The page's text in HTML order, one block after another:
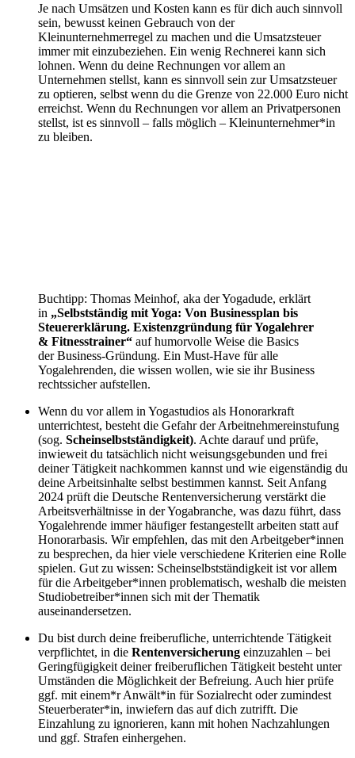
Je nach Umsätzen und Kosten kann es für dich auch sinnvoll
sein, bewusst keinen Gebrauch von der
Kleinunternehmerregel zu machen und die Umsatzsteuer
immer mit einzubeziehen. Ein wenig Rechnerei kann sich
lohnen. Wenn du deine Rechnungen vor allem an
Unternehmen stellst, kann es sinnvoll sein zur Umsatzsteuer
zu optieren, selbst wenn du die Grenze von 22.000 Euro nicht
erreichst. Wenn du Rechnungen vor allem an Privatpersonen
stellst, ist es sinnvoll – falls möglich – Kleinunternehmer*in
zu bleiben.
Buchtipp: Thomas Meinhof, aka der Yogadude, erklärt
in „Selbstständig mit Yoga: Von Businessplan bis
Steuererklärung. Existenzgründung für Yogalehrer
& Fitnesstrainer“ auf humorvolle Weise die Basics
der Business-Gründung. Ein Must-Have für alle
Yogalehrenden, die wissen wollen, wie sie ihr Business
rechtssicher aufstellen.
Wenn du vor allem in Yogastudios als Honorarkraft
unterrichtest, besteht die Gefahr der Arbeitnehmereinstufung
(sog. Scheinselbstständigkeit). Achte darauf und prüfe,
inwieweit du tatsächlich nicht weisungsgebunden und frei
deiner Tätigkeit nachkommen kannst und wie eigenständig du
deine Arbeitsinhalte selbst bestimmen kannst. Seit Anfang
2024 prüft die Deutsche Rentenversicherung verstärkt die
Arbeitsverhältnisse in der Yogabranche, was dazu führt, dass
Yogalehrende immer häufiger festangestellt arbeiten statt auf
Honorarbasis. Wir empfehlen, das mit den Arbeitgeber*innen
zu besprechen, da hier viele verschiedene Kriterien eine Rolle
spielen. Gut zu wissen: Scheinselbstständigkeit ist vor allem
für die Arbeitgeber*innen problematisch, weshalb die meisten
Studiobetreiber*innen sich mit der Thematik
auseinandersetzen.
Du bist durch deine freiberufliche, unterrichtende Tätigkeit
verpflichtet, in die Rentenversicherung einzuzahlen – bei
Geringfügigkeit deiner freiberuflichen Tätigkeit besteht unter
Umständen die Möglichkeit der Befreiung. Auch hier prüfe
ggf. mit einem*r Anwält*in für Sozialrecht oder zumindest
Steuerberater*in, inwiefern das auf dich zutrifft. Die
Einzahlung zu ignorieren, kann mit hohen Nachzahlungen
und ggf. Strafen einhergehen.